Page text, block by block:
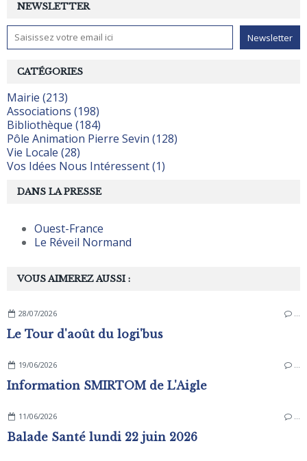
NEWSLETTER
VOUS AIMEREZ AUSSI :
28/07/2026 …
Le Tour d'août du logi'bus
19/06/2026 …
Information SMIRTOM de L'Aigle
11/06/2026 …
Balade Santé lundi 22 juin 2026
CATÉGORIES
Mairie (213)
Associations (198)
Bibliothèque (184)
Pôle Animation Pierre Sevin (128)
Vie Locale (28)
Vos Idées Nous Intéressent (1)
DANS LA PRESSE
Ouest-France
Le Réveil Normand